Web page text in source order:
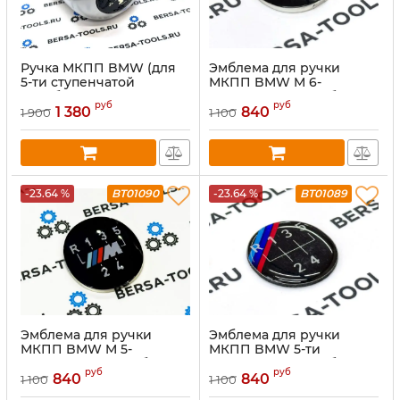
Ручка МКПП BMW (для
5-ти ступенчатой
коробки передач), цвет:
Хром
1 900 1 380 руб
Эмблема для ручки
МКПП BMW M 6-
ступенчатой коробки
передач
1 100 840 руб
-23.64 % BT01090
Эмблема для ручки
МКПП BMW M 5-
ступенчатой коробки
передач
1 100 840 руб
-23.64 % BT01089
Эмблема для ручки
МКПП BMW 5-ти
ступенчатой коробки
передач
1 100 840 руб